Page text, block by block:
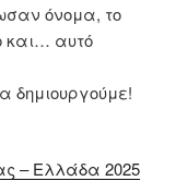
όνομα, το
και… αυτό
δημιουργούμε!
– Ελλάδα 2025